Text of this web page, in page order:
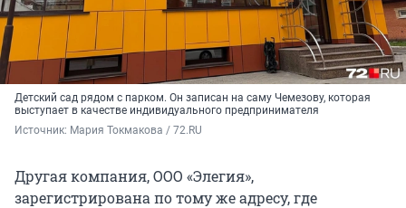
Детский сад рядом с парком. Он записан на саму Чемезову, которая
выступает в качестве индивидуального предпринимателя
Источник: Мария Токмакова / 72.RU
Другая компания, ООО «Элегия»,
зарегистрирована по тому же адресу, где